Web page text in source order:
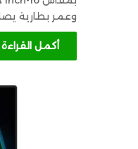
وعمر بطارية
أكمل